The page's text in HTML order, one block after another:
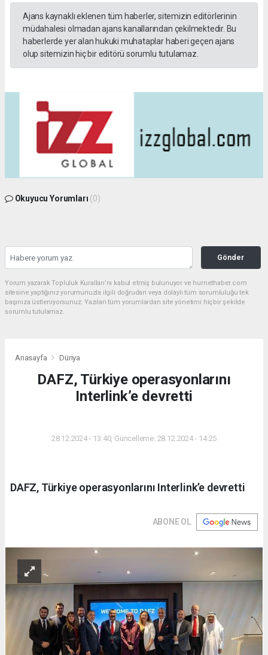
Ajans kaynaklı eklenen tüm haberler, sitemizin editörlerinin
müdahalesi olmadan ajans kanallarından çekilmektedir. Bu
haberlerde yer alan hukuki muhataplar haberi geçen ajans
olup sitemizin hiç bir editörü sorumlu tutulamaz.
Okuyucu Yorumları (0)
Gönder
Yorum yazarak Topluluk Kuralları’nı kabul etmiş bulunuyor ve hurnethaber.com
sitesine yaptığınız yorumunuzla ilgili doğrudan veya dolaylı tüm sorumluluğu tek
başınıza üstleniyorsunuz. Yazılan tüm yorumlardan site yönetimi hiçbir şekilde
sorumlu tutulamaz.
Anasayfa Dünya
DAFZ, Türkiye operasyonlarını
Interlink’e devretti
28.12.2024 - 13:40, Güncelleme: 28.12.2024 - 14:25
DAFZ, Türkiye operasyonlarını Interlink’e devretti
ABONE OL